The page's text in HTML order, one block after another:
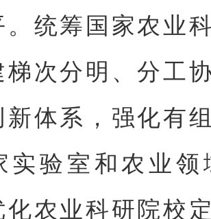
。统筹国家农业
梯次分明、分工
新体系，强化有
实验室和农业
化农业科研院校